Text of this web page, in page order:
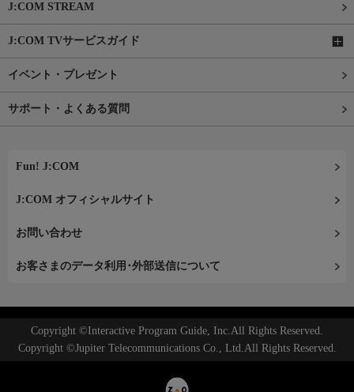
J:COM STREAM
J:COM TVサービスガイド
イベント・プレゼント
サポート・よくある質問
Fun! J:COM
J:COM オフィシャルサイト
お問い合わせ
お客さまのデータ利用･外部送信について
Copyright ©Interactive Program Guide, Inc.All Rights Reserved.
Copyright ©Jupiter Telecommunications Co., Ltd.All Rights Reserved.